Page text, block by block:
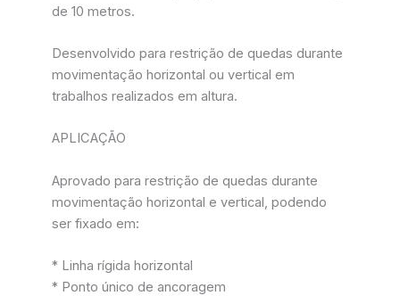
de 10 metros.
Desenvolvido para restrição de quedas durante
movimentação horizontal ou vertical em
trabalhos realizados em altura.
APLICAÇÃO
Aprovado para restrição de quedas durante
movimentação horizontal e vertical, podendo
ser fixado em:
* Linha rígida horizontal
* Ponto único de ancoragem